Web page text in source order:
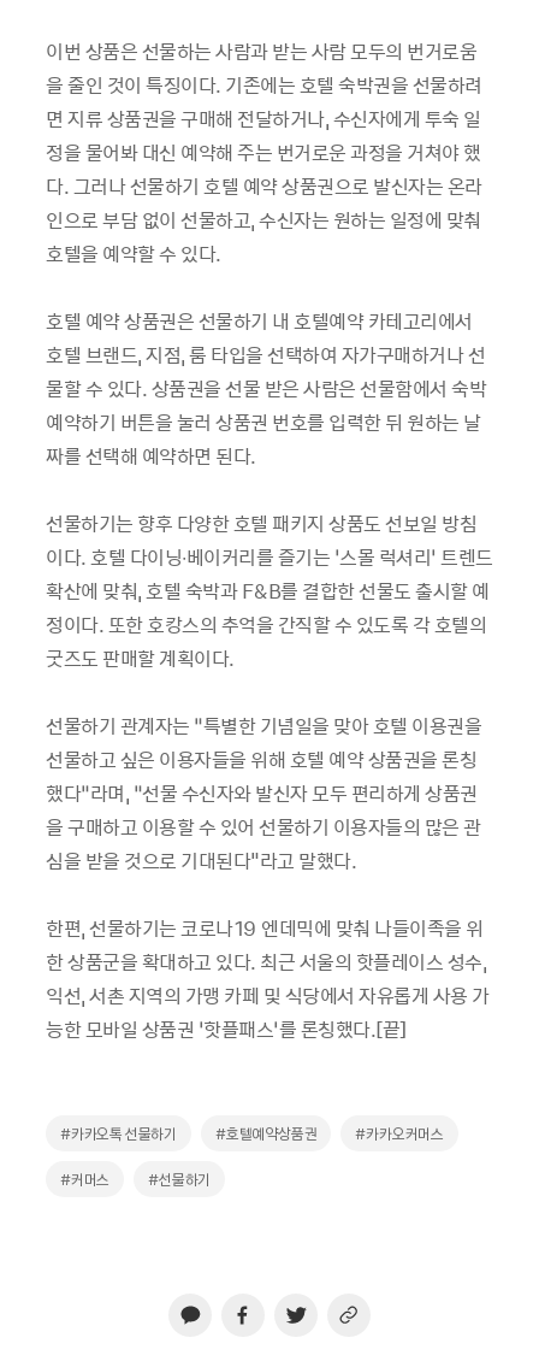
이번 상품은 선물하는 사람과 받는 사람 모두의 번거로움
을 줄인 것이 특징이다. 기존에는 호텔 숙박권을 선물하려
면 지류 상품권을 구매해 전달하거나, 수신자에게 투숙 일
정을 물어봐 대신 예약해 주는 번거로운 과정을 거쳐야 했
다. 그러나 선물하기 호텔 예약 상품권으로 발신자는 온라
인으로 부담 없이 선물하고, 수신자는 원하는 일정에 맞춰
호텔을 예약할 수 있다.
호텔 예약 상품권은 선물하기 내 호텔예약 카테고리에서
호텔 브랜드, 지점, 룸 타입을 선택하여 자가구매하거나 선
물할 수 있다. 상품권을 선물 받은 사람은 선물함에서 숙박
예약하기 버튼을 눌러 상품권 번호를 입력한 뒤 원하는 날
짜를 선택해 예약하면 된다.
선물하기는 향후 다양한 호텔 패키지 상품도 선보일 방침
이다. 호텔 다이닝∙베이커리를 즐기는 ‘스몰 럭셔리’ 트렌드
확산에 맞춰, 호텔 숙박과 F&B를 결합한 선물도 출시할 예
정이다. 또한 호캉스의 추억을 간직할 수 있도록 각 호텔의
굿즈도 판매할 계획이다.
선물하기 관계자는 “특별한 기념일을 맞아 호텔 이용권을
선물하고 싶은 이용자들을 위해 호텔 예약 상품권을 론칭
했다”라며, “선물 수신자와 발신자 모두 편리하게 상품권
을 구매하고 이용할 수 있어 선물하기 이용자들의 많은 관
심을 받을 것으로 기대된다"라고 말했다.
한편, 선물하기는 코로나19 엔데믹에 맞춰 나들이족을 위
한 상품군을 확대하고 있다. 최근 서울의 핫플레이스 성수,
익선, 서촌 지역의 가맹 카페 및 식당에서 자유롭게 사용 가
능한 모바일 상품권 ’핫플패스’를 론칭했다.[끝]
#카카오톡 선물하기 #호텔예약상품권 #카카오커머스
#커머스 #선물하기